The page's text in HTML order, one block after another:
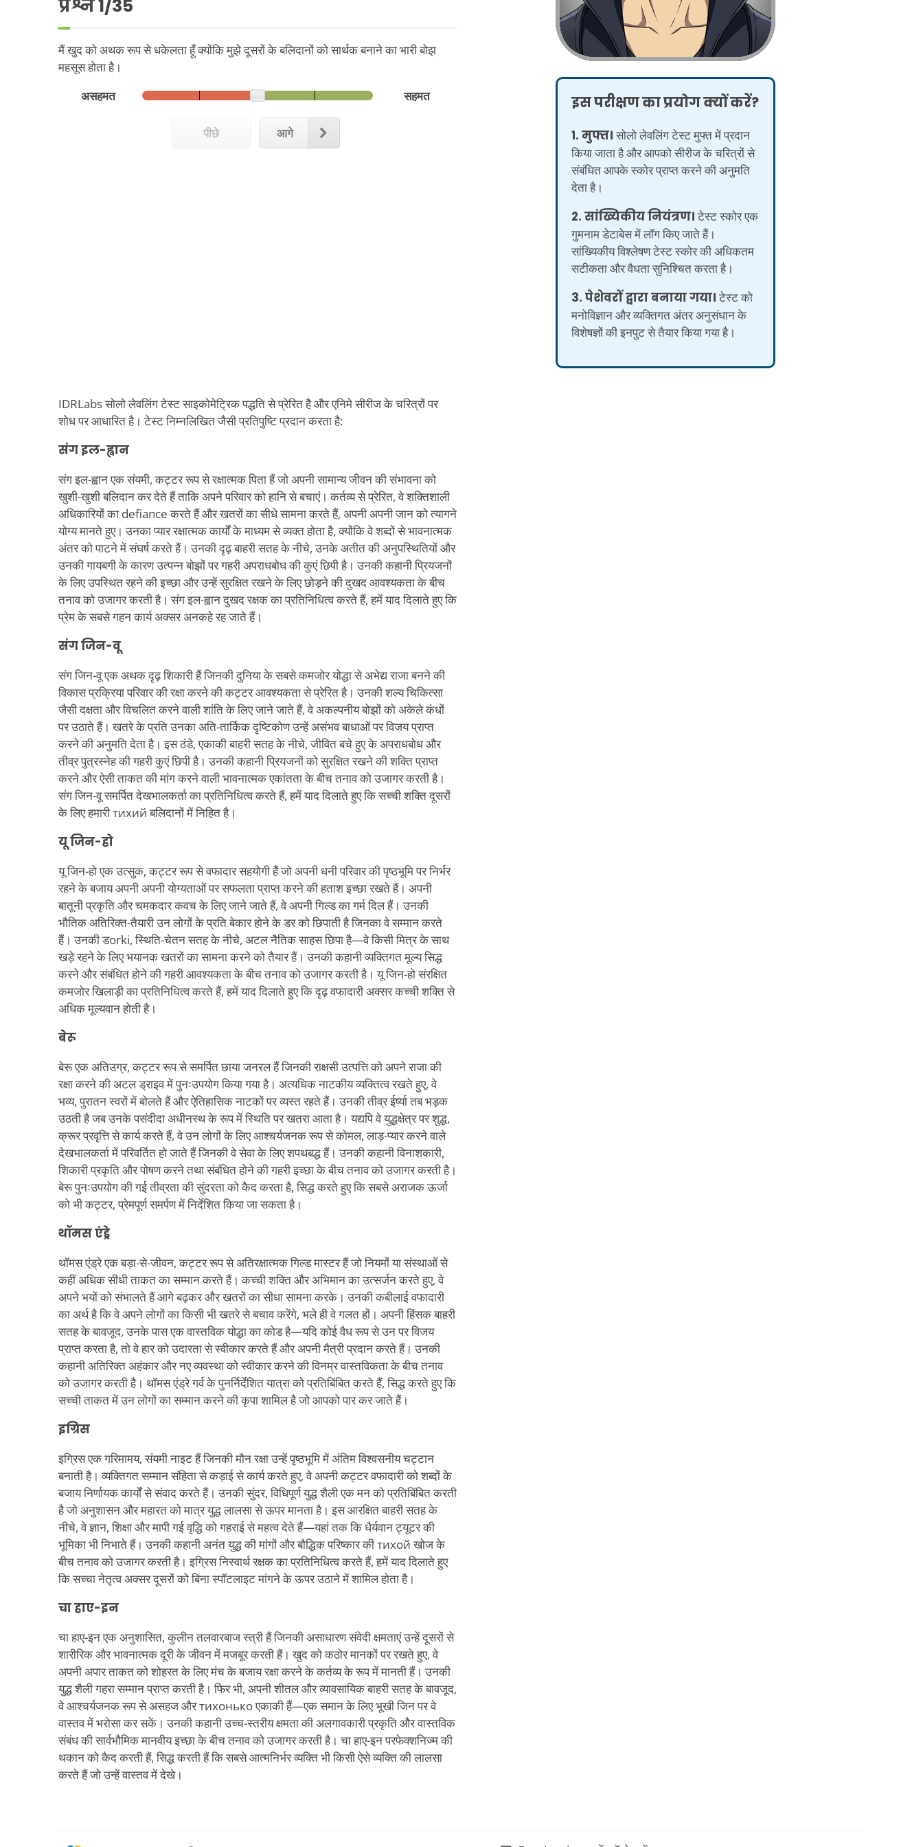
प्रश्न1/35
मैं खुद को अथक रूप से धकेलता हूँ क्योंकि मुझे दूसरों के बलिदानों को सार्थक बनाने का भारी बोझ
महसूस होता है।
असहमत
सहमत
पीछे आगे
IDRLabs सोलो लेवलिंग टेस्ट साइकोमेट्रिक पद्धति से प्रेरित है और एनिमे सीरीज के चरित्रों पर
शोध पर आधारित है। टेस्ट निम्नलिखित जैसी प्रतिपुष्टि प्रदान करता है:
संग इल-ह्वान
संग इल-ह्वान एक संयमी, कट्टर रूप से रक्षात्मक पिता हैं जो अपनी सामान्य जीवन की संभावना को
खुशी-खुशी बलिदान कर देते हैं ताकि अपने परिवार को हानि से बचाएं। कर्तव्य से प्रेरित, वे शक्तिशाली
अधिकारियों का defiance करते हैं और खतरों का सीधे सामना करते हैं, अपनी अपनी जान को त्यागने
योग्य मानते हुए। उनका प्यार रक्षात्मक कार्यों के माध्यम से व्यक्त होता है, क्योंकि वे शब्दों से भावनात्मक
अंतर को पाटने में संघर्ष करते हैं। उनकी दृढ़ बाहरी सतह के नीचे, उनके अतीत की अनुपस्थितियों और
उनकी गायबगी के कारण उत्पन्न बोझों पर गहरी अपराधबोध की कुएं छिपी है। उनकी कहानी प्रियजनों
के लिए उपस्थित रहने की इच्छा और उन्हें सुरक्षित रखने के लिए छोड़ने की दुखद आवश्यकता के बीच
तनाव को उजागर करती है। संग इल-ह्वान दुखद रक्षक का प्रतिनिधित्व करते हैं, हमें याद दिलाते हुए कि
प्रेम के सबसे गहन कार्य अक्सर अनकहे रह जाते हैं।
संग जिन-वू
संग जिन-वू एक अथक दृढ़ शिकारी हैं जिनकी दुनिया के सबसे कमजोर योद्धा से अभेद्य राजा बनने की
विकास प्रक्रिया परिवार की रक्षा करने की कट्टर आवश्यकता से प्रेरित है। उनकी शल्य चिकित्सा
जैसी दक्षता और विचलित करने वाली शांति के लिए जाने जाते हैं, वे अकल्पनीय बोझों को अकेले कंधों
पर उठाते हैं। खतरे के प्रति उनका अति-तार्किक दृष्टिकोण उन्हें असंभव बाधाओं पर विजय प्राप्त
करने की अनुमति देता है। इस ठंडे, एकाकी बाहरी सतह के नीचे, जीवित बचे हुए के अपराधबोध और
तीव्र पुत्रस्नेह की गहरी कुएं छिपी है। उनकी कहानी प्रियजनों को सुरक्षित रखने की शक्ति प्राप्त
करने और ऐसी ताकत की मांग करने वाली भावनात्मक एकांतता के बीच तनाव को उजागर करती है।
संग जिन-वू समर्पित देखभालकर्ता का प्रतिनिधित्व करते हैं, हमें याद दिलाते हुए कि सच्ची शक्ति दूसरों
के लिए हमारी тихий बलिदानों में निहित है।
यू जिन-हो
यू जिन-हो एक उत्सुक, कट्टर रूप से वफादार सहयोगी हैं जो अपनी धनी परिवार की पृष्ठभूमि पर निर्भर
रहने के बजाय अपनी अपनी योग्यताओं पर सफलता प्राप्त करने की हताश इच्छा रखते हैं। अपनी
बातूनी प्रकृति और चमकदार कवच के लिए जाने जाते हैं, वे अपनी गिल्ड का गर्म दिल हैं। उनकी
भौतिक अतिरिक्त-तैयारी उन लोगों के प्रति बेकार होने के डर को छिपाती है जिनका वे सम्मान करते
हैं। उनकी डorki, स्थिति-चेतन सतह के नीचे, अटल नैतिक साहस छिपा है—वे किसी मित्र के साथ
खड़े रहने के लिए भयानक खतरों का सामना करने को तैयार हैं। उनकी कहानी व्यक्तिगत मूल्य सिद्ध
करने और संबंधित होने की गहरी आवश्यकता के बीच तनाव को उजागर करती है। यू जिन-हो संरक्षित
कमजोर खिलाड़ी का प्रतिनिधित्व करते हैं, हमें याद दिलाते हुए कि दृढ़ वफादारी अक्सर कच्ची शक्ति से
अधिक मूल्यवान होती है।
बेरू
बेरू एक अतिउग्र, कट्टर रूप से समर्पित छाया जनरल हैं जिनकी राक्षसी उत्पत्ति को अपने राजा की
रक्षा करने की अटल ड्राइव में पुनःउपयोग किया गया है। अत्यधिक नाटकीय व्यक्तित्व रखते हुए, वे
भव्य, पुरातन स्वरों में बोलते हैं और ऐतिहासिक नाटकों पर व्यस्त रहते हैं। उनकी तीव्र ईर्ष्या तब भड़क
उठती है जब उनके पसंदीदा अधीनस्थ के रूप में स्थिति पर खतरा आता है। यद्यपि वे युद्धक्षेत्र पर शुद्ध,
क्रूर प्रवृत्ति से कार्य करते हैं, वे उन लोगों के लिए आश्चर्यजनक रूप से कोमल, लाड़-प्यार करने वाले
देखभालकर्ता में परिवर्तित हो जाते हैं जिनकी वे सेवा के लिए शपथबद्ध हैं। उनकी कहानी विनाशकारी,
शिकारी प्रकृति और पोषण करने तथा संबंधित होने की गहरी इच्छा के बीच तनाव को उजागर करती है।
बेरू पुनःउपयोग की गई तीव्रता की सुंदरता को कैद करता है, सिद्ध करते हुए कि सबसे अराजक ऊर्जा
को भी कट्टर, प्रेमपूर्ण समर्पण में निर्देशित किया जा सकता है।
थॉमस एंड्रे
थॉमस एंड्रे एक बड़ा-से-जीवन, कट्टर रूप से अतिरक्षात्मक गिल्ड मास्टर हैं जो नियमों या संस्थाओं से
कहीं अधिक सीधी ताकत का सम्मान करते हैं। कच्ची शक्ति और अभिमान का उत्सर्जन करते हुए, वे
अपने भयों को संभालते हैं आगे बढ़कर और खतरों का सीधा सामना करके। उनकी कबीलाई वफादारी
का अर्थ है कि वे अपने लोगों का किसी भी खतरे से बचाव करेंगे, भले ही वे गलत हों। अपनी हिंसक बाहरी
सतह के बावजूद, उनके पास एक वास्तविक योद्धा का कोड है—यदि कोई वैध रूप से उन पर विजय
प्राप्त करता है, तो वे हार को उदारता से स्वीकार करते हैं और अपनी मैत्री प्रदान करते हैं। उनकी
कहानी अतिरिक्त अहंकार और नए व्यवस्था को स्वीकार करने की विनम्र वास्तविकता के बीच तनाव
को उजागर करती है। थॉमस एंड्रे गर्व के पुनर्निर्देशित यात्रा को प्रतिबिंबित करते हैं, सिद्ध करते हुए कि
सच्ची ताकत में उन लोगों का सम्मान करने की कृपा शामिल है जो आपको पार कर जाते हैं।
इग्रिस
इग्रिस एक गरिमामय, संयमी नाइट हैं जिनकी मौन रक्षा उन्हें पृष्ठभूमि में अंतिम विश्वसनीय चट्टान
बनाती है। व्यक्तिगत सम्मान संहिता से कड़ाई से कार्य करते हुए, वे अपनी कट्टर वफादारी को शब्दों के
बजाय निर्णायक कार्यों से संवाद करते हैं। उनकी सुंदर, विधिपूर्ण युद्ध शैली एक मन को प्रतिबिंबित करती
है जो अनुशासन और महारत को मात्र युद्ध लालसा से ऊपर मानता है। इस आरक्षित बाहरी सतह के
नीचे, वे ज्ञान, शिक्षा और मापी गई वृद्धि को गहराई से महत्व देते हैं—यहां तक कि धैर्यवान ट्यूटर की
भूमिका भी निभाते हैं। उनकी कहानी अनंत युद्ध की मांगों और बौद्धिक परिष्कार की тихой खोज के
बीच तनाव को उजागर करती है। इग्रिस निस्वार्थ रक्षक का प्रतिनिधित्व करते हैं, हमें याद दिलाते हुए
कि सच्चा नेतृत्व अक्सर दूसरों को बिना स्पॉटलाइट मांगने के ऊपर उठाने में शामिल होता है।
चा हाए-इन
चा हाए-इन एक अनुशासित, कुलीन तलवारबाज स्त्री हैं जिनकी असाधारण संवेदी क्षमताएं उन्हें दूसरों से
शारीरिक और भावनात्मक दूरी के जीवन में मजबूर करती हैं। खुद को कठोर मानकों पर रखते हुए, वे
अपनी अपार ताकत को शोहरत के लिए मंच के बजाय रक्षा करने के कर्तव्य के रूप में मानती हैं। उनकी
युद्ध शैली गहरा सम्मान प्राप्त करती है। फिर भी, अपनी शीतल और व्यावसायिक बाहरी सतह के बावजूद,
वे आश्चर्यजनक रूप से असहज और тихонько एकाकी हैं—एक समान के लिए भूखी जिन पर वे
वास्तव में भरोसा कर सकें। उनकी कहानी उच्च-स्तरीय क्षमता की अलगावकारी प्रकृति और वास्तविक
संबंध की सार्वभौमिक मानवीय इच्छा के बीच तनाव को उजागर करती है। चा हाए-इन परफेक्शनिज्म की
थकान को कैद करती हैं, सिद्ध करती हैं कि सबसे आत्मनिर्भर व्यक्ति भी किसी ऐसे व्यक्ति की लालसा
करते हैं जो उन्हें वास्तव में देखे।
इस परीक्षण का प्रयोग क्यों करें?
1. मुफ्त।सोलो लेवलिंग टेस्ट मुफ्त में प्रदान
किया जाता है और आपको सीरीज के चरित्रों से
संबंधित आपके स्कोर प्राप्त करने की अनुमति
देता है।
2. सांख्यिकीय नियंत्रण।टेस्ट स्कोर एक
गुमनाम डेटाबेस में लॉग किए जाते हैं।
सांख्यिकीय विश्लेषण टेस्ट स्कोर की अधिकतम
सटीकता और वैधता सुनिश्चित करता है।
3. पेशेवरों द्वारा बनाया गया।टेस्ट को
मनोविज्ञान और व्यक्तिगत अंतर अनुसंधान के
विशेषज्ञों की इनपुट से तैयार किया गया है।